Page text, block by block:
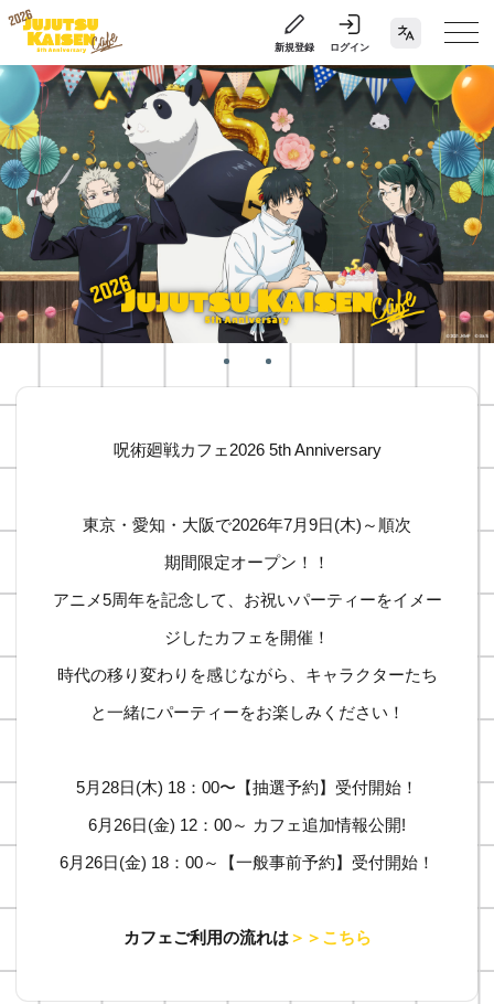
新規登録 ログイン
呪術廻戦カフェ2026 5th Anniversary
東京・愛知・大阪で2026年7月9日(木)～順次
期間限定オープン！！
アニメ5周年を記念して、お祝いパーティーをイメー
ジしたカフェを開催！
時代の移り変わりを感じながら、キャラクターたち
と一緒にパーティーをお楽しみください！
5月28日(木) 18：00〜【抽選予約】受付開始！
6月26日(金) 12：00～ カフェ追加情報公開!
6月26日(金) 18：00～【一般事前予約】受付開始！
カフェご利用の流れは＞＞こちら